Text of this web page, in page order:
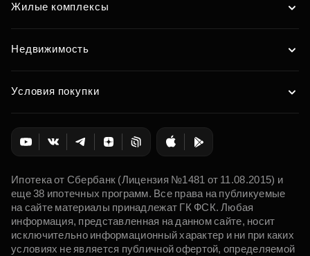
Жилые комплексы
Недвижимость
Условия покупки
Ипотека от Сбербанк (Лицензия №1481 от 11.08.2015) и
еще 38 ипотечных программ. Все права на публикуемые
на сайте материалы принадлежат ГК ФСК. Любая
информация, представленная на данном сайте, носит
исключительно информационный характер и ни при каких
условиях не является публичной офертой, определяемой